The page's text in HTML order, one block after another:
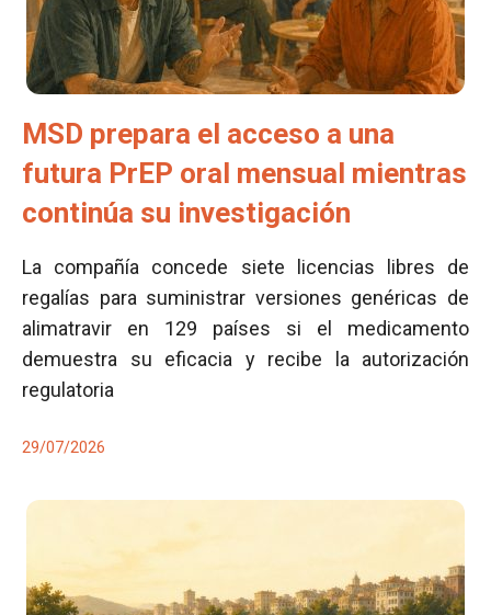
MSD prepara el acceso a una
futura PrEP oral mensual mientras
continúa su investigación
La compañía concede siete licencias libres de
regalías para suministrar versiones genéricas de
alimatravir en 129 países si el medicamento
demuestra su eficacia y recibe la autorización
regulatoria
29/07/2026